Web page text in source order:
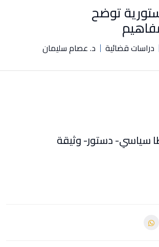
توضح
دراسات قضائية د. عصام سليمان
سياسي- دستور- وثيقة